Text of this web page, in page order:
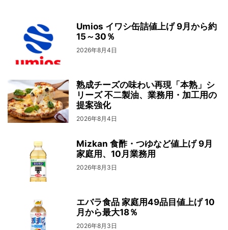
Umios イワシ缶詰値上げ 9月から約
15～30％
2026年8月4日
熟成チーズの味わい再現「本熟」シ
リーズ 不二製油、業務用・加工用の
提案強化
2026年8月4日
Mizkan 食酢・つゆなど値上げ 9月
家庭用、10月業務用
2026年8月3日
エバラ食品 家庭用49品目値上げ 10
月から最大18％
2026年8月3日